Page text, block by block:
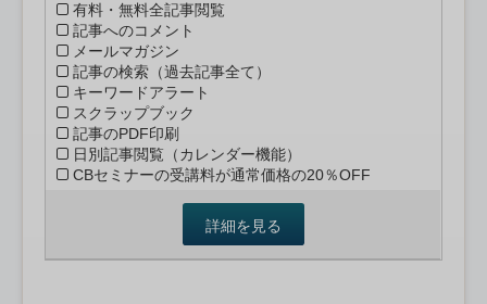
有料・無料全記事閲覧
記事へのコメント
メールマガジン
記事の検索（過去記事全て）
キーワードアラート
スクラップブック
記事のPDF印刷
日別記事閲覧（カレンダー機能）
CBセミナーの受講料が通常価格の20％OFF
詳細を見る